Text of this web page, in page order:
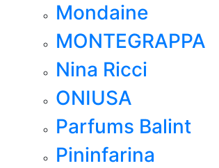
Mondaine
MONTEGRAPPA
Nina Ricci
ONIUSA
Parfums Balint
Pininfarina